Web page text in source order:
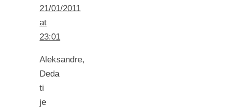
21/01/2011
at
23:01
Aleksandre,
Deda
ti
je